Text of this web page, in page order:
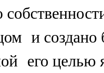
и создано
его